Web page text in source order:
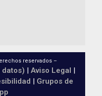
reservados –
datos) | Aviso Legal |
| Grupos de